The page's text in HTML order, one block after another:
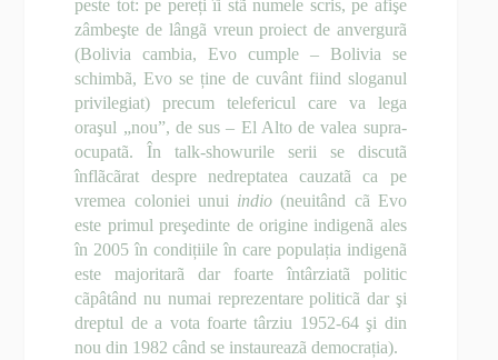
peste tot: pe pereți îi stã numele scris, pe afişe
zâmbeşte de lângã vreun proiect de anvergurã
(Bolivia cambia, Evo cumple – Bolivia se
schimbã, Evo se ține de cuvânt fiind sloganul
privilegiat) precum telefericul care va lega
oraşul „nou”, de sus – El Alto de valea supra-
ocupatã. În talk-showurile serii se discutã
înflãcãrat despre nedreptatea cauzatã ca pe
vremea coloniei unui indio (neuitând cã Evo
este primul preşedinte de origine indigenã ales
în 2005 în condițiile în care populația indigenã
este majoritarã dar foarte întârziatã politic
cãpâtând nu numai reprezentare politicã dar şi
dreptul de a vota foarte târziu 1952-64 şi din
nou din 1982 când se instaureazã democrația).